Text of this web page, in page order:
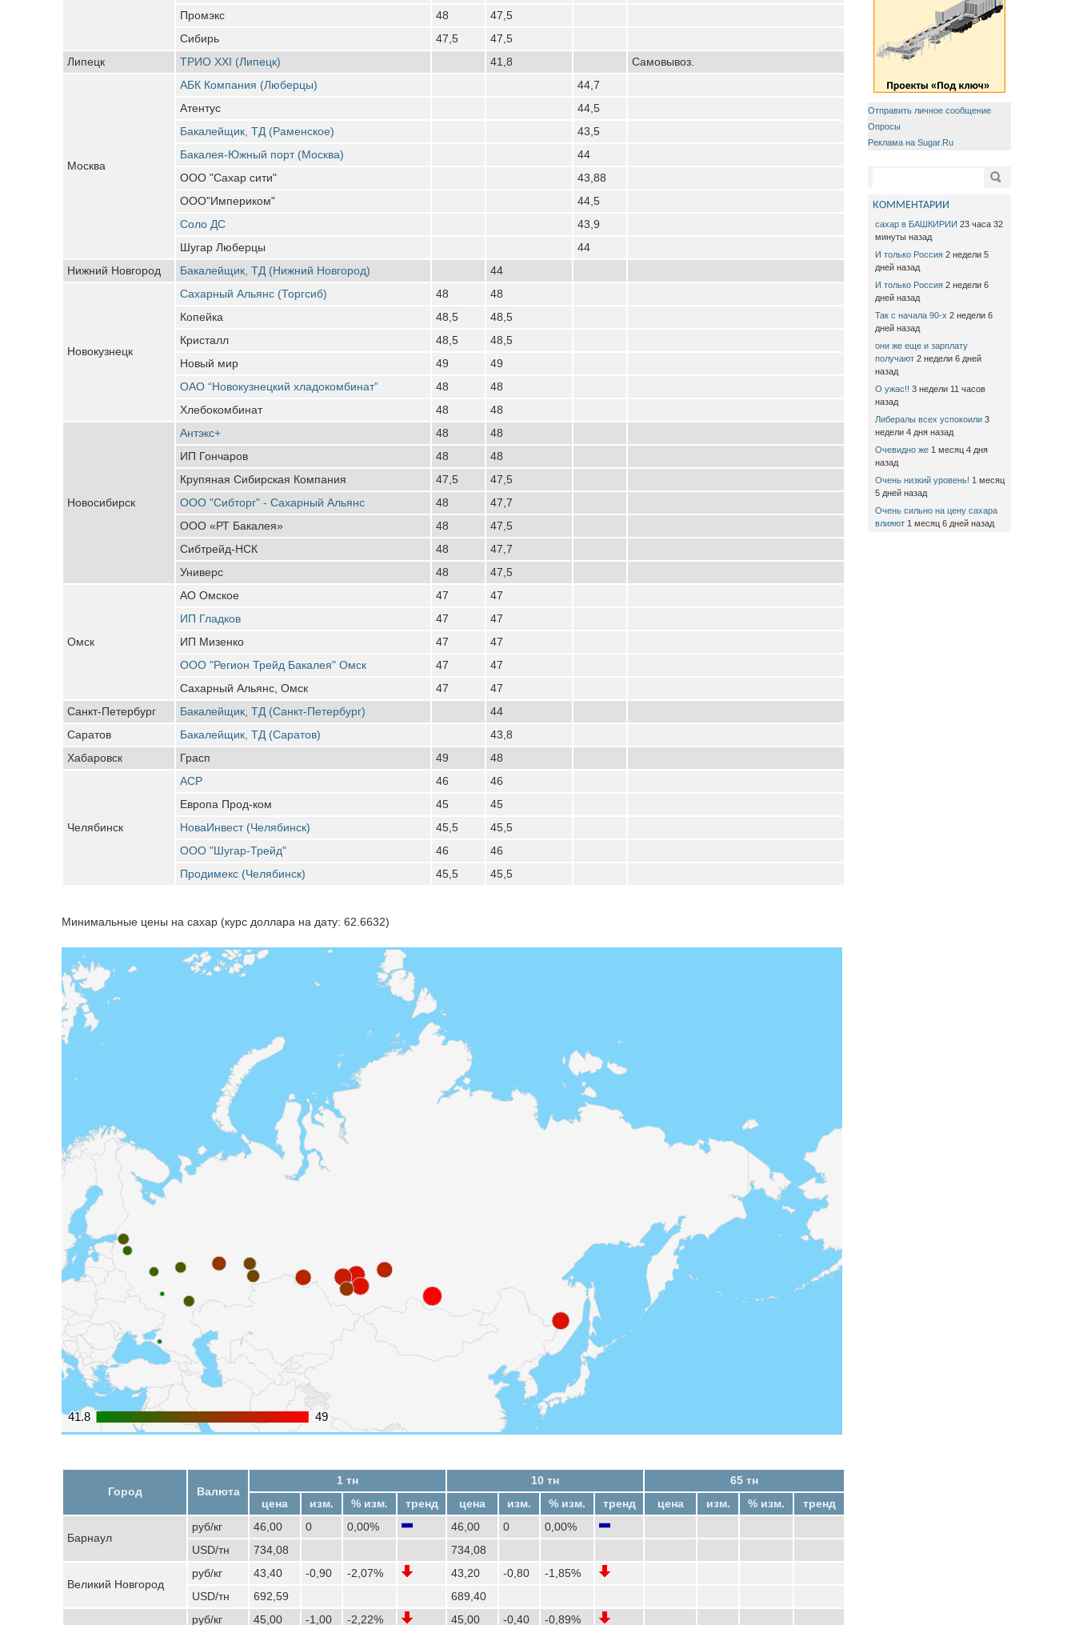
Промэкс
48
47,5
Сибирь
47,5
47,5
Липецк
ТРИО ХХI (Липецк) 41,8 Самовывоз.
Москва
АБК Компания (Люберцы)
44,7
Атентус
44,5
Бакалейщик, ТД (Раменское)
43,5
Бакалея-Южный порт (Москва)
44
ООО "Сахар сити"
43,88
ООО"Империком"
44,5
Соло ДС
43,9
Шугар Люберцы
44
Нижний Новгород
Бакалейщик, ТД (Нижний Новгород) 44
Новокузнецк
Сахарный Альянс (Торгсиб) 48
48
Копейка
48,5
48,5
Кристалл
48,5
48,5
Новый мир
49
49
ОАО “Новокузнецкий хладокомбинат”
48
48
Хлебокомбинат
48 48
Новосибирск
Антэкс+ 48
48
ИП Гончаров
48
48
Крупяная Сибирская Компания
47,5
47,5
ООО "Сибторг" - Сахарный Альянс
48
47,7
ООО «РТ Бакалея»
48
47,5
Сибтрейд-НСК
48
47,7
Универс
48 47,5
Омск
АО Омское 47
47
ИП Гладков
47
47
ИП Мизенко
47
47
ООО "Регион Трейд Бакалея" Омск
47
47
Сахарный Альянс, Омск
47
47
Санкт-Петербург
Бакалейщик, ТД (Санкт-Петербург)
44
Саратов
Бакалейщик, ТД (Саратов)
43,8
Хабаровск
Грасп 49 48
Челябинск
АСР 46
46
Европа Прод-ком
45
45
НоваИнвест (Челябинск)
45,5
45,5
ООО "Шугар-Трейд"
46
46
Продимекс (Челябинск)
45,5 45,5
Минимальные цены на сахар (курс доллара на дату: 62.6632)
41.8
41.8 49
49
Город Валюта
1 тн 10 тн
65 тн
цена
изм. % изм. тренд цена изм. % изм. тренд цена изм. % изм. тренд
Барнаул
руб/кг 46,00 0 0,00% 46,00 0
0,00%
USD/тн
734,08 734,08
Великий Новгород
руб/кг 43,40 -0,90 -2,07% 43,20 -0,80
-1,85%
USD/тн
692,59 689,40
руб/кг 45,00 -1,00 -2,22% 45,00 -0,40 -0,89%
Отправить личное сообщение
Опросы
Реклама на Sugar.Ru
Поиск
КОММЕНТАРИИ
сахар в БАШКИРИИ 23 часа 32
минуты назад
И только Россия 2 недели 5
дней назад
И только Россия 2 недели 6
дней назад
Так с начала 90-х 2 недели 6
дней назад
они же еще и зарплату
получают 2 недели 6 дней
назад
О ужас!! 3 недели 11 часов
назад
Либералы всех успокоили 3
недели 4 дня назад
Очевидно же 1 месяц 4 дня
назад
Очень низкий уровень! 1 месяц
5 дней назад
Очень сильно на цену сахара
влияют 1 месяц 6 дней назад